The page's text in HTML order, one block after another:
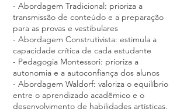
- Abordagem Tradicional: prioriza a
transmissão de conteúdo e a preparação
para as provas e vestibulares
- Abordagem Construtivista: estimula a
capacidade crítica de cada estudante
- Pedagogia Montessori: prioriza a
autonomia e a autoconfiança dos alunos
- Abordagem Waldorf: valoriza o equilíbrio
entre o aprendizado acadêmico e o
desenvolvimento de habilidades artísticas.